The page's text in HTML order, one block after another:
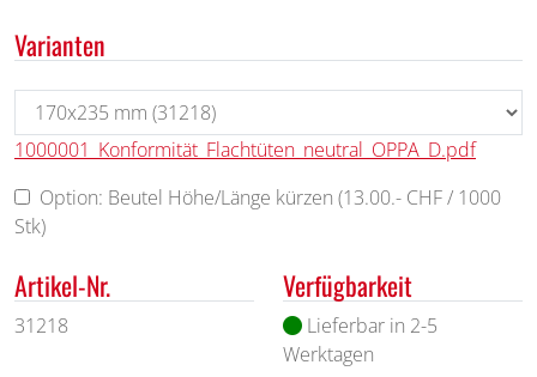
Varianten
1000001_Konformität_Flachtüten_neutral_OPPA_D.pdf
Option: Beutel Höhe/Länge kürzen (13.00.- CHF / 1000
Stk)
Artikel-Nr.
31218
Verfügbarkeit
Lieferbar in 2-5
Werktagen